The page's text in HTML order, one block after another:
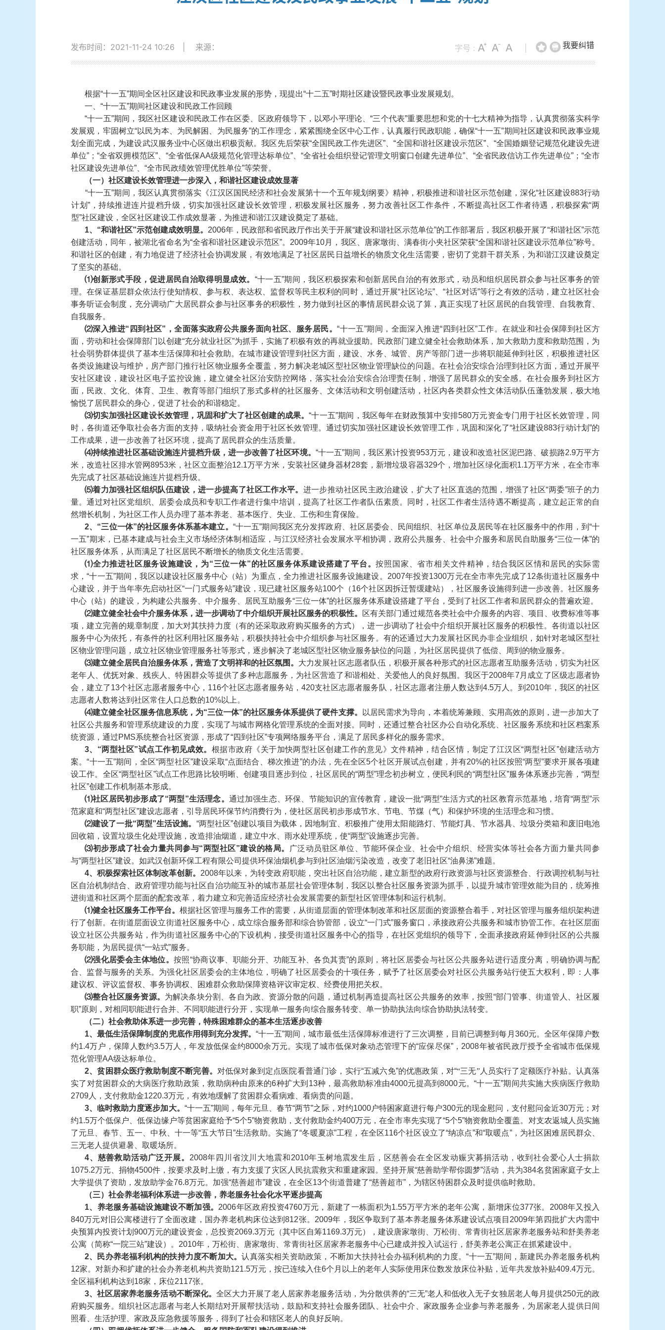
我要纠错
字号 :
发布时间：2021-11-24 10:26 来源：
根据“十一五”期间全区社区建设和民政事业发展的形势，现提出“十二五”时期社区建设暨民政事业发展规划。
一、 “十一五”期间社区建设和民政工作回顾
“十一五”期间，我区社区建设和民政工作在区委、区政府领导下，以邓小平理论、“三个代表”重要思想和党的十七大精神为指导，认真贯彻落实科学
发展观，牢固树立“以民为本、为民解困、为民服务”的工作理念，紧紧围绕全区中心工作，认真履行民政职能，确保“十一五”期间社区建设和民政事业规
划全面完成，为建设武汉服务业中心区做出积极贡献。我区先后荣获“全国民政工作先进区” 、“全国和谐社区建设示范区” 、“全国婚姻登记规范化建设先进
单位” ；“全省双拥模范区”、 “全省低保AA级规范化管理达标单位” 、“全省社会组织登记管理文明窗口创建先进单位”、 “全省民政信访工作先进单位”； “全市
社区建设先进单位” “全市民政绩效管理优胜单位”等荣誉。
（一）社区建设长效管理进一步深入，和谐社区建设成效显著
“十一五”期间，我区认真贯彻落实《江汉区国民经济和社会发展第十一个五年规划纲要》精神，积极推进和谐社区示范创建，深化“社区建设883行动
计划” ，持续推进连片提档升级，切实加强社区建设长效管理，积极发展社区服务，努力改善社区工作条件，不断提高社区工作者待遇，积极探索“两
型”社区建设，全区社区建设工作成效显著，为推进和谐江汉建设奠定了基础。
1、 “和谐社区”示范创建成效明显。 2006年， 民政部和省民政厅作出关于开展“建设和谐社区示范单位”的工作部署后，我区积极开展了“和谐社区”示范
创建活动，同年，被湖北省命名为“全省和谐社区建设示范区”。 2009年10月，我区、唐家墩街、满春街小夹社区荣获“全国和谐社区建设示范单位”称号。
和谐社区的创建，有力地促进了经济社会协调发展，有效地满足了社区居民日益增长的物质文化生活需要，密切了党群干群关系，为和谐江汉建设奠定
了坚实的基础。
⑴创新形式手段，促进居民自治取得明显成效。 “十一五”期间，我区积极探索和创新居民自治的有效形式，动员和组织居民群众参与社区事务的管
理。在保证基层群众依法行使知情权、参与权、表达权、监督权等民主权利的同时，通过开展“社区论坛” 、“社区对话”等行之有效的活动，建立社区社会
事务听证会制度，充分调动广大居民群众参与社区事务的积极性，努力做到社区的事情居民群众说了算，真正实现了社区居民的自我管理、自我教育、
自我服务。
⑵深入推进“ 四到社区” ，全面落实政府公共服务面向社区、服务居民。“十一五”期间，全面深入推进“ 四到社区”工作。在就业和社会保障到社区方
面，劳动和社会保障部门以创建“充分就业社区”为抓手，实施了积极有效的再就业援助。民政部门建立健全社会救助体系，加大救助力度和救助范围，为
社会弱势群体提供了基本生活保障和社会救助。在城市建设管理到社区方面，建设、水务、城管、房产等部门进一步将职能延伸到社区，积极推进社区
各类设施建设与维护，房产部门推行社区物业服务全覆盖，努力解决老城区型社区物业管理缺位的问题。在社会治安综合治理到社区方面，通过开展平
安社区建设，建设社区电子监控设施，建立健全社区治安防控网络，落实社会治安综合治理责任制，增强了居民群众的安全感。在社会服务到社区方
面，民政、文化、体育、卫生、教育等部门组织了形式多样的社区服务、文体活动和文明创建活动，社区内各类群众性文体活动队伍蓬勃发展，极大地
愉悦了居民群众的身心，促进了社会的和谐稳定。
⑶切实加强社区建设长效管理，巩固和扩大了社区创建的成果。“十一五”期间，我区每年在财政预算中安排580万元资金专门用于社区长效管理，同
时，各街道还争取社会各方面的支持，吸纳社会资金用于社区长效管理。通过切实加强社区建设长效管理工作，巩固和深化了“社区建设883行动计划 ”的
工作成果，进一步改善了社区环境，提高了居民群众的生活质量。
⑷持续推进社区基础设施连片提档升级，进一步改善了社区环境。 “十一五”期间，我区累计投资953万元，建设和改造社区泥巴路、破损路2.9万平方
米，改造社区排水管网8953米，社区立面整治12.1万平方米，安装社区健身器材28套，新增垃圾容器329个，增加社区绿化面积1.1万平方米，在全市率
先完成了社区基础设施连片提档升级。
⑸着力加强社区组织队伍建设，进一步提高了社区工作水平。 进一步推动社区民主政治建设，扩大了社区直选的范围，增强了社区“两委”班子的力
量。通过对社区党组织、居委会成员和专职工作者进行集中培训，提高了社区工作者队伍素质。同时，社区工作者生活待遇不断提高，建立起正常的自
然增长机制，为社区工作人员办理了基本养老、基本医疗、失业、工伤和生育保险。
2、 “三位一体”的社区服务体系基本建立。 “十一五”期间我区充分发挥政府、社区居委会、民间组织、社区单位及居民等在社区服务中的作用，到 “十
一五”期末，已基本建成与社会主义市场经济体制相适应，与江汉经济社会发展水平相协调，政府公共服务、社会中介服务和居民自助服务“三位一体”的
社区服务体系，从而满足了社区居民不断增长的物质文化生活需要。
⑴全力推进社区服务设施建设，为“三位一体”的社区服务体系建设搭建了平台。按照国家、省市相关文件精神，结合我区区情和居民的实际需
求，“十一五”期间，我区以建设社区服务中心（站）为重点，全力推进社区服务设施建设。 2007年投资1300万元在全市率先完成了12条街道社区服务中
心建设，并于当年率先启动社区“一门式服务站”建设，现已建社区服务站100个（16个社区因拆迁暂缓建站），社区服务设施得到进一步改善。社区服务
中心（站）的建设，为构建公共服务、中介服务、居民互助服务“三位一体”的社区服务体系建设搭建了平台，受到了社区工作者和居民群众的普遍欢迎。
⑵建立健全社会中介服务体系，进一步调动了中介组织开展社区服务的积极性。
区有关部门通过规范各类社会中介服务的内容、项目、收费标准等事
项，建立完善的规章制度，加大对其扶持力度（有的还采取政府购买服务的方式），进一步调动了社会中介组织开展社区服务的积极性。各街道 以社区
服务中心为依托，有条件的社区利用社区服务站，积极扶持社会中介组织参与社区服务。有的还通过大力发展社区民办非企业组织，如针对老城区型社
区物业管理问题，成立社区物业管理服务社等形式，逐步解决了老城区型社区物业服务缺位的问题，为社区居民提供了低偿、周到的物业服务。
⑶建立健全居民自治服务体系，营造了文明祥和的社区氛围。 大力发展社区志愿者队伍，积极开展各种形式的社区志愿者互助服务活动，切实为社区
老年人、优抚对象、残疾人、特困群众等提供了多种志愿服务，为社区营造了和谐相处、关爱他人的良好氛围。我区于2008年7 月成立了区级志愿者协
会，建立了13个社区志愿者服务中心， 116个社区志愿者服务站， 420支社区志愿者服务队，社区志愿者注册人数达到 4.5万人。到 2010年，我区的社区
志愿者人数将达到社区常住人口总数的10%以上。
⑷建立健全社区服务信息系统，为“三位一体”的社区服务体系提供了硬件支撑。
以居民需求为导向，本着统筹兼顾、实用高效的原则，进一步加大了
社区公共服务和管理系统建设的力度，实现了与城市网格化管理系统的全面对接。同时，还通过整合社区办公自动化系统、社区服务系统和社区档案系
统资源，通过PMS系统整合社区资源，形成了“四到社区”专项网络服务平台，满足了居民多样化的服务需求。
3、 “两型社区”试点工作初见成效。 根据市政府《关于加快两型社区创建工作的意见》文件精神，结合区情，制定了江汉区“两型社区”创建活动方
案。“十一五”期间，全区“两型社区”建设采取“点面结合、梯次推进”的办法，先在全区5个社区开展试点创建，并有20%的社区按照“两型”要求开展各项建
设工作。全区“两型社区”试点工作思路比较明晰、创建项目逐步到位，社区居民的“两型”理念初步树立，便民利民的“两型社区”服务体系逐步完善， “两型
社区”创建工作机制基本形成。
⑴社区居民初步形成了“两型”生活理念。 通过加强生态、环保、节能知识的宣传教育，建设一批“两型”生活方式的社区教育示范基地，培育“两型”示
范家庭和“两型社区”建设志愿者，引导居民环保节约消费行为，使社区居民初步形成节水、节电、节煤（气）和保护环境的生活理念和习惯。
⑵建设了一批“两型”生活设施。 “两型社区”创建以项目为载体，因地制宜、积极推广使用太阳能路灯、节能灯具、节水器具、垃圾分类箱和废旧电池
回收箱，设置垃圾生化处理设施，改造排油烟道，建立中水、雨水处理系统，使“两型”设施逐步完善。
⑶初步形成了社会力量共同参与“两型社区”建设的格局。
广泛动员驻区单位、节能环保企业、社会中介组织、经营实体等社会各方面力量共同参
与“两型社区”建设。如武汉创新环保工程有限公司提供环保油烟机参与到社区油烟污染改造，改变了老旧社区“油鼻涕”难题。
4、积极探索社区体制改革创新。 2008年以来，为转变政府职能，突出社区自治功能，建立新型的政府行政资源与社区资源整合、行政调控机制与社
区自治机制结合、政府管理功能与社区自治功能互补的城市基层社会管理体制，我区以整合社区服务资源为抓手，以提升城市管理效能为目的，统筹推
进街道和社区两个层面的配套改革，着力建立和完善适应经济社会发展需要的新型社区管理体制和运行机制。
⑴健全社区服务工作平台。根据社区管理与服务工作的需要，从街道层面的管理体制改革和社区层面的资源整合着手，对社区管理与服务组织架构进
行了创新。在街道层面设立街道社区服务中心，成立综合服务部和综合协管部，设立“一门式”服务窗口，承接政府公共服务和城市协管工作。在社区层面
设立社区公共服务站，作为街道社区服务中心的下设机构，接受街道社区服务中心的指导，在社区党组织的领导下，全面承接政府延伸到社区的公共服
务职能，为居民提供“一站式”服务。
⑵强化居委会主体地位。 按照“协商议事、职能分开、功能互补、各负其责”的原则，将社区居委会与社区公共服务站进行适度分离， 明确协调与配
合、监督与服务的关系。为强化社区居委会的主体地位，明确了社区居委会的十项任务，赋予了社区居委会对社区公共服务站行使五大权利，即：人事
建议权、评议监督权、事务协调权、困难群众救助保障资格评议审定权、经费使用把关权。
⑶整合社区服务资源。 为解决条块分割、各自为政、资源分散的问题，通过机制再造提高社区公共服务的效率，按照“部门管事、街道管人、社区履
职”原则，对相同职能进行合并、不同职能进行分开，实现单一服务向综合服务转变、单一协助执法向综合协助执法转变。
（二）社会救助体系进一步完善，特殊困难群众的基本生活逐步改善
1、最低生活保障制度的兜底作用得到充分发挥。“十一五”期间，城市最低生活保障标准进行了三次调整，目前已调整到每月 360元。全区年保障户数
约1.4万户，保障人数约3.5万人，年发放低保金约8000余万元。实现了城市低保对象动态管理下的“应保尽保” ， 2008年被省民政厅授予全省城市低保规
范化管理AA级达标单位。
2、贫困群众医疗救助制度不断完善。 对低保对象到定点医院看普通门诊，实行“五减六免”的优惠政策，对““三无”人员实行了定额医疗补贴。认真落
实了对贫困群众的大病医疗救助政策，救助病种由原来的6种扩大到 13种 ，最高救助标准由4000元提高到8000元。 “十一五”期间共实施大疾病医疗救助
2709 人，支付救助金1220.3万元，有效地缓解了贫困群众看病难、看病贵的问题。
3、临时救助力度逐步加大。 “十一五”期间，每年元旦、春节“两节”之际，对约1000户特困家庭进行每户300元的现金慰问，支付慰问金近30万元；对
约1.5万个低保户、低保边缘户等贫困家庭给予“5个5”物资救助，支付救助金约400万元，在全市率先实现了“5个5”物资救助全覆盖。对支农返城人员实施
了元旦、春节、五一、中秋、十一等“五大节日”生活救助。实施了“冬暖夏凉”工程 ，在全区116个社区设立了“纳凉点”和“取暖点”，为社区困难居民群众、
三无老人提供避暑、取暖场所。
4、慈善救助活动广泛开展。 2008年四川省汶川大地震和2010年玉树地震发生后，区慈善会在全区发动赈灾募捐活动，收到社会爱心人士捐款
1075.2万元、捐物4500件，按要求及时上缴，有力支援了灾区人民抗震救灾和重建家园。坚持开展“慈善助学帮你圆梦”活动，共为384名贫困家庭子女上
大学提供了资助，发放助学金76.8万元。加强“慈善超市”建设，在全区13个街道普建了“慈善超市” ，为辖区特困群众及时提供临时救助。
（三）社会养老福利体系进一步改善，养老服务社会化水平逐步提高
1、养老服务基础设施建设不断加强。 2006年区政府投资4760万元，新建了一栋面积为1.55万平方米的老年公寓，新增床位377张。 2008年又投入
840万元对旧公寓楼进行了全面改建，国办养老机构床位达到812张。 2009年，我区争取到了基本养老服务体系建设试点项目 2009年第四批扩大内需中
央预算内投资计划 900万元的建设资金，总投资2069.3万元（其中区自筹1169.3万元），建设唐家墩街、万松街、常青街社区居家养老服务站和舒美养老
公寓（简称“一院三站”建设）。 2010年，万松街、唐家墩街、常青街社区居家养老服务中心已建成并投入试运行，舒美养老公寓正在抓紧建设中。
2、民办养老福利机构的扶持力度不断加大。认真落实相关资助政策，不断加大扶持社会办福利机构的力度。“十一五”期间，新建民办养老服务机构
12家。对新办和扩建的社会办养老机构共资助121.5万元，按已连续入住6个月以上的老年人实际使用床位数发放床位补贴，近年共发放补贴409.4万元。
全区福利机构达到 18家，床位2117张。
3、社区居家养老服务活动不断深化。 全区大力开展了老人居家养老服务活动，为分散供养的“三无”老人和低收入无子女独居老人每月提供250元的政
府购买服务。组织社区志愿者与老人长期结对开展帮扶活动，鼓励和支持社会服务团队、社会中介、家政服务企业参与养老服务，为居家老人提供日间
照看、生活护理、家政及应急救援等服务，得到了社会和辖区老人的良好反响。